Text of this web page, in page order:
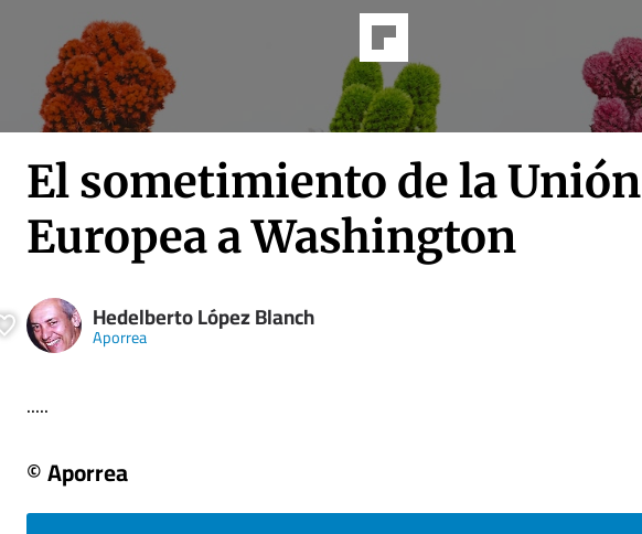
El sometimiento de la Unión
Europea a Washington
Hedelberto López Blanch
Aporrea
.....
© Aporrea